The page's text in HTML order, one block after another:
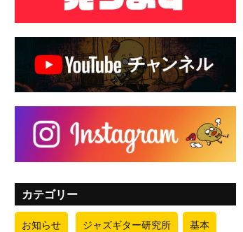
カテゴリー
お知らせ ジャズギター研究所 基本